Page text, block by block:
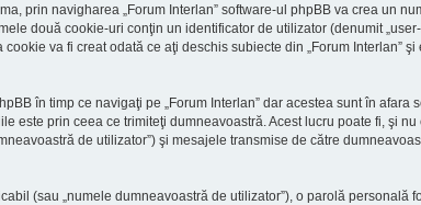
prin navigharea „Forum Interlan” software-ul phpBB va crea un
două cookie-uri conţin un identificator de utilizator (denumit
va fi creat odată ce aţi deschis subiecte din „Forum Interlan”
în timp ce navigaţi pe „Forum Interlan” dar acestea sunt în
este prin ceea ce trimiteţi dumneavoastră. Acest lucru poate fi, şi
de utilizator”) şi mesajele transmise de către
(sau „numele dumneavoastră de utilizator”), o parolă personală